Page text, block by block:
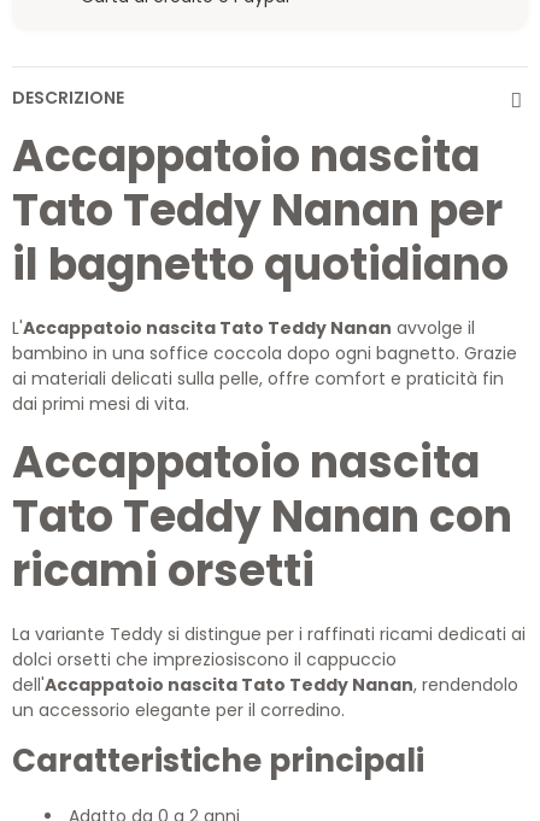
DESCRIZIONE
Accappatoio nascita
Tato Teddy Nanan per
il bagnetto quotidiano
L'Accappatoio nascita Tato Teddy Nanan avvolge il
bambino in una soffice coccola dopo ogni bagnetto. Grazie
ai materiali delicati sulla pelle, offre comfort e praticità fin
dai primi mesi di vita.
Accappatoio nascita
Tato Teddy Nanan con
ricami orsetti
La variante Teddy si distingue per i raffinati ricami dedicati ai
dolci orsetti che impreziosiscono il cappuccio
dell'Accappatoio nascita Tato Teddy Nanan, rendendolo
un accessorio elegante per il corredino.
Caratteristiche principali